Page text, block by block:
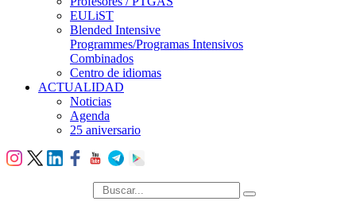
EULiST
Blended Intensive
Programmes/Programas Intensivos
Combinados
Centro de idiomas
ACTUALIDAD
Noticias
Agenda
25 aniversario
búsqueda